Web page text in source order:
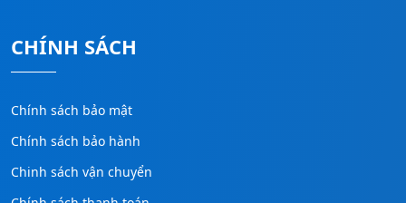
CHÍNH SÁCH
Chính sách bảo mật
Chính sách bảo hành
Chinh sách vận chuyển